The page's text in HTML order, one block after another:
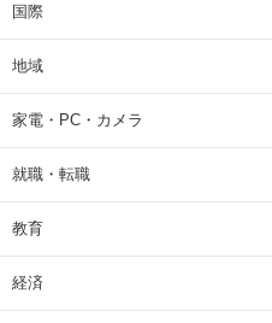
国際
地域
家電・PC・カメラ
就職・転職
教育
経済